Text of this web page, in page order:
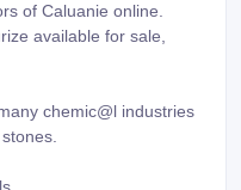
of Caluanie online.
available for sale,
chemic@l industries